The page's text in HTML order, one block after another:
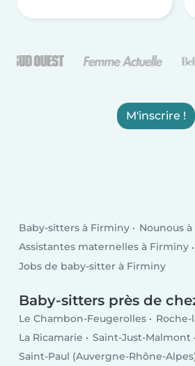
M'inscrire !
Baby-sitters à Firminy
Nounous
Assistantes maternelles à Firminy
Jobs de baby-sitter à Firminy
Baby-sitters près de
Le Chambon-Feugerolles Roche-
La Ricamarie
Saint-Just-Malmont
Saint-Paul (Auvergne-Rhône-